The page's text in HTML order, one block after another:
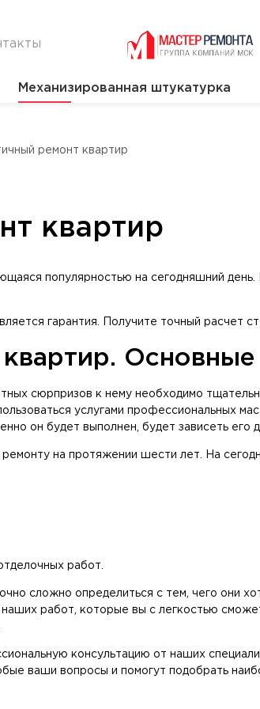
Механизированная штукатурка
ремонт квартир
квартир
популярностью на сегодняшний
гарантия. Получите точный расчет
Основные
сюрпризов к нему необходимо
услугами профессиональных
он будет выполнен, будет зависеть его
на протяжении шести лет. На
работ.
сложно определиться с тем, чего они
работ, которые вы с легкостью
консультацию от наших
ваши вопросы и помогут подобрать